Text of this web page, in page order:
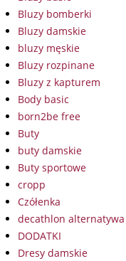
Bluzy bomberki
Bluzy damskie
bluzy męskie
Bluzy rozpinane
Bluzy z kapturem
Body basic
born2be free
Buty
buty damskie
Buty sportowe
cropp
Czółenka
decathlon alternatywa
DODATKI
Dresy damskie